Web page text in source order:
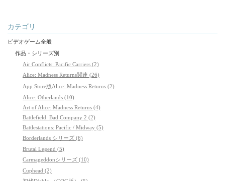
カテゴリ
ビデオゲーム全般
作品・シリーズ別
Air Conflicts: Pacific Carriers (2)
Alice: Madness Returns関連 (26)
App Store版Alice: Madness Returns (2)
Alice: Otherlands (10)
Art of Alice: Madness Returns (4)
Battlefield: Bad Company 2 (2)
Battlestations: Pacific / Midway (5)
Borderlands シリーズ (6)
Brutal Legend (5)
Carmageddonシリーズ (10)
Cuphead (2)